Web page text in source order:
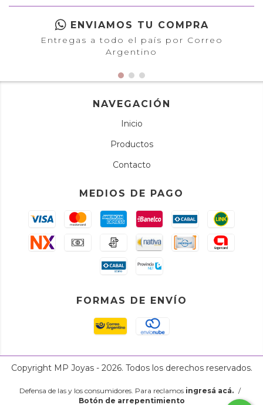
ENVIAMOS TU COMPRA
Entregas a todo el país por Correo
Argentino
NAVEGACIÓN
Inicio
Productos
Contacto
MEDIOS DE PAGO
FORMAS DE ENVÍO
Copyright MP Joyas - 2026. Todos los derechos reservados.
Defensa de las y los consumidores. Para reclamos ingresá acá. /
Botón de arrepentimiento